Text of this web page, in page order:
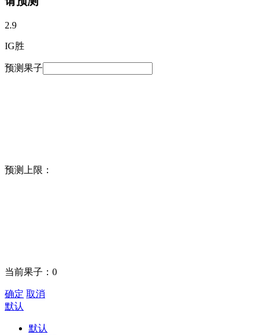
2.9
IG胜
预测果子
预测上限：
当前果子： 0
确定 取消
默认
默认